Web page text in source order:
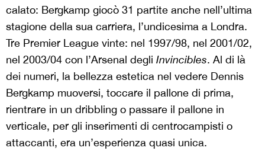
calato: Bergkamp giocò 31 partite anche nell’ultima
stagione della sua carriera, l’undicesima a Londra.
Tre Premier League vinte: nel 1997/98, nel 2001/02,
nel 2003/04 con l’Arsenal degli Invincibles. Al di là
dei numeri, la bellezza estetica nel vedere Dennis
Bergkamp muoversi, toccare il pallone di prima,
rientrare in un dribbling o passare il pallone in
verticale, per gli inserimenti di centrocampisti o
attaccanti, era un’esperienza quasi unica.